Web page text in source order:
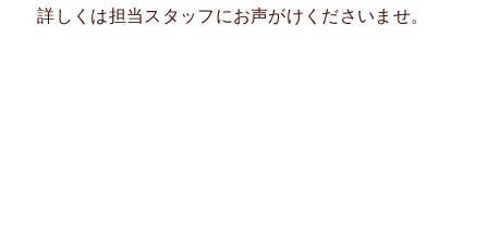
詳しくは担当スタッフにお声がけくださいませ。